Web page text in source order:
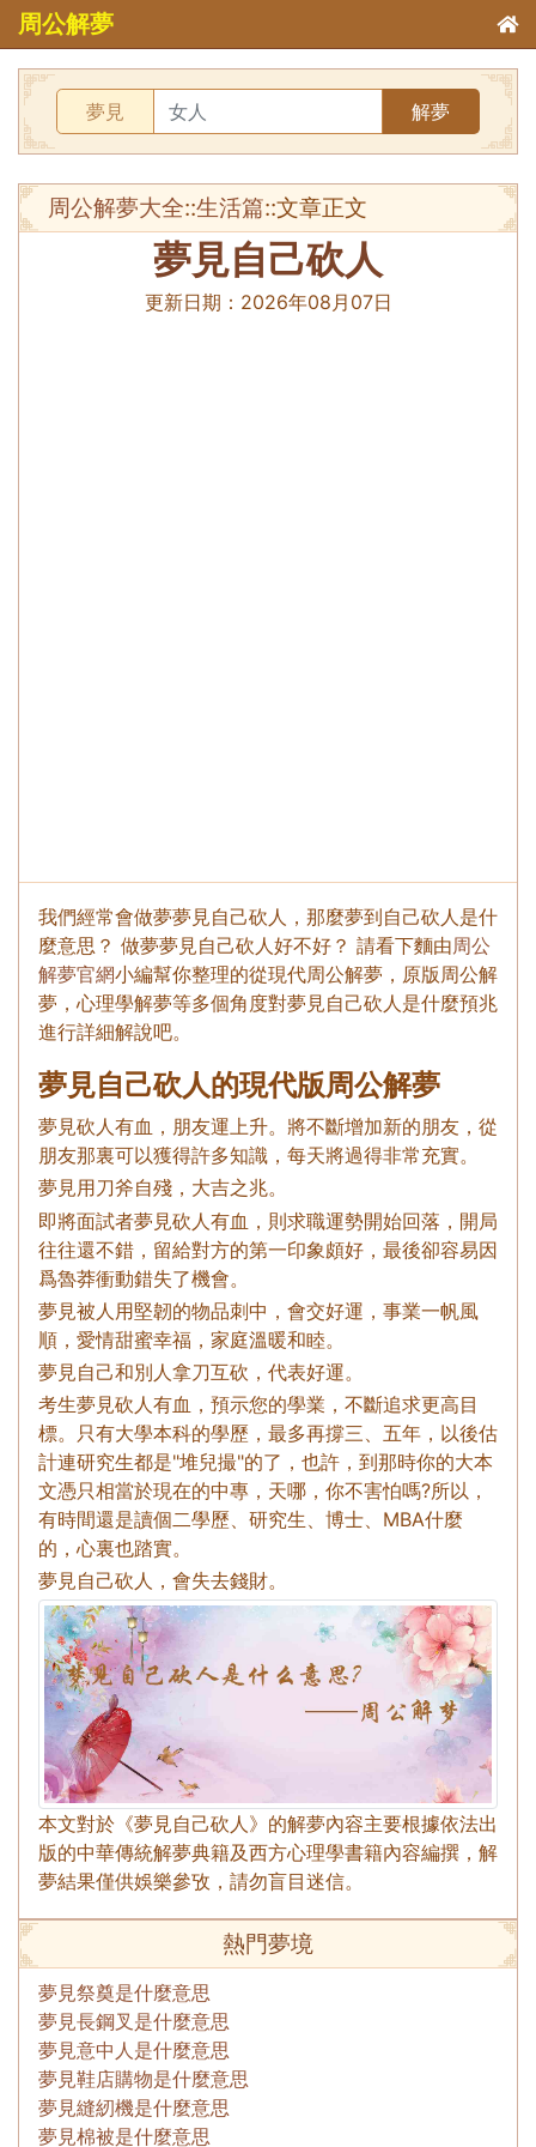
周公解夢
夢見 解夢
周公解夢大全::生活篇::文章正文
夢見自己砍人
更新日期： 2026年08月07日
我們經常會做夢夢見自己砍人，那麼夢到自己砍人是什
麼意思？ 做夢夢見自己砍人好不好？ 請看下麵由周公
解夢官網小編幫你整理的從現代周公解夢，原版周公解
夢，心理學解夢等多個角度對夢見自己砍人是什麼預兆
進行詳細解說吧。
夢見自己砍人的現代版周公解夢
夢見砍人有血，朋友運上升。將不斷增加新的朋友，從
朋友那裏可以獲得許多知識，每天將過得非常充實。
夢見用刀斧自殘，大吉之兆。
即將面試者夢見砍人有血，則求職運勢開始回落，開局
往往還不錯，留給對方的第一印象頗好，最後卻容易因
爲魯莽衝動錯失了機會。
夢見被人用堅韌的物品刺中，會交好運，事業一帆風
順，愛情甜蜜幸福，家庭溫暖和睦。
夢見自己和別人拿刀互砍，代表好運。
考生夢見砍人有血，預示您的學業，不斷追求更高目
標。只有大學本科的學歷，最多再撐三、五年，以後估
計連研究生都是"堆兒撮"的了，也許，到那時你的大本
文憑只相當於現在的中專，天哪，你不害怕嗎?所以，
有時間還是讀個二學歷、研究生、博士、MBA什麼
的，心裏也踏實。
夢見自己砍人，會失去錢財。
本文對於《夢見自己砍人》的解夢內容主要根據依法出
版的中華傳統解夢典籍及西方心理學書籍內容編撰，解
夢結果僅供娛樂參攷，請勿盲目迷信。
熱門夢境
夢見祭奠是什麼意思
夢見長鋼叉是什麼意思
夢見意中人是什麼意思
夢見鞋店購物是什麼意思
夢見縫紉機是什麼意思
夢見棉被是什麼意思